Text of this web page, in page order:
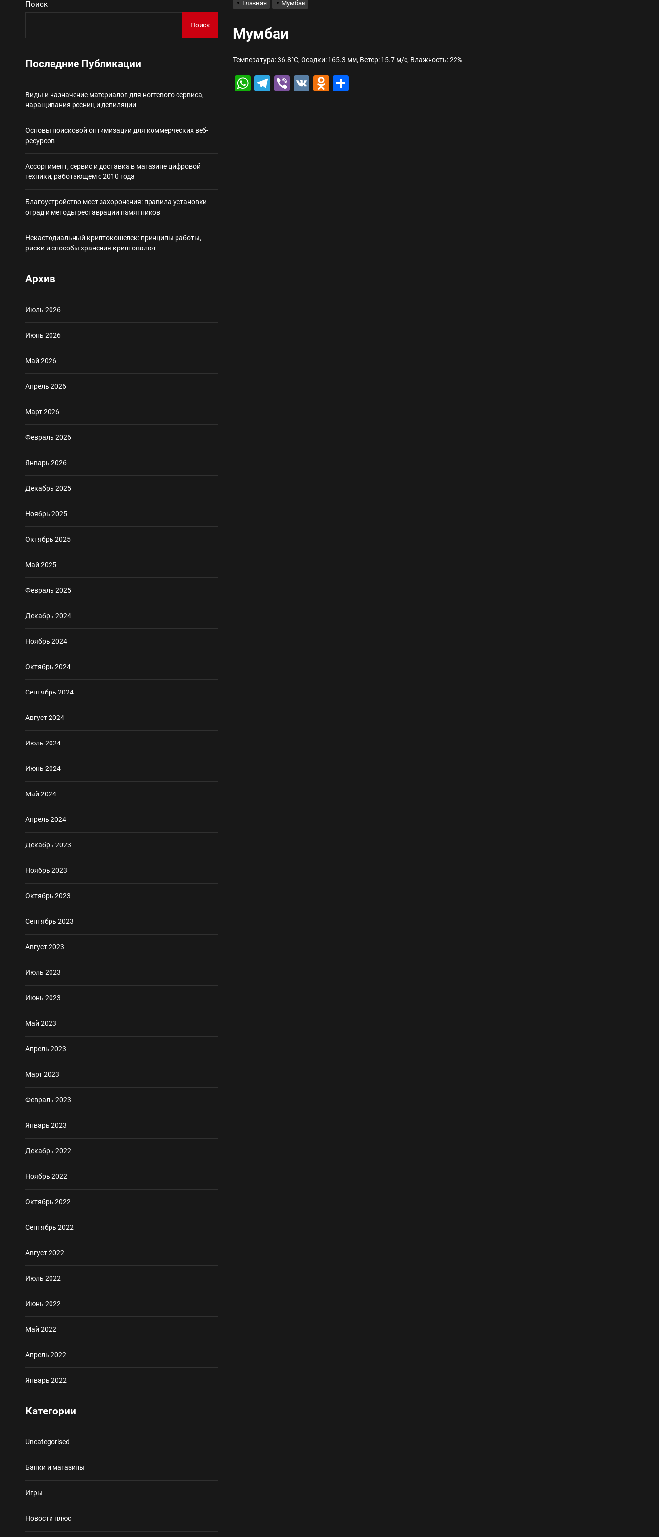
Ассортимент, сервис и доставка в магазине цифровой техники, работающем с 2010 года
Некастодиальный криптокошелек: принципы работы, риски и способы хранения криптовалют
Главная Мумбаи
Мумбаи
Температура: 36.8°C, Осадки: 165.3 мм, Ветер: 15.7 м/с, Влажность: 22%
WhatsApp
Telegram
Viber
VK Odnoklassniki
Поиск
Поиск
Последние Публикации
Виды и назначение материалов для ногтевого сервиса,
наращивания ресниц и депиляции
Основы поисковой оптимизации для коммерческих веб-
ресурсов
Ассортимент, сервис и доставка в магазине цифровой
техники, работающем с 2010 года
Благоустройство мест захоронения: правила установки
оград и методы реставрации памятников
Некастодиальный криптокошелек: принципы работы,
риски и способы хранения криптовалют
Архив
Июль 2026
Июнь 2026
Май 2026
Апрель 2026
Март 2026
Февраль 2026
Январь 2026
Декабрь 2025
Ноябрь 2025
Октябрь 2025
Май 2025
Февраль 2025
Декабрь 2024
Ноябрь 2024
Октябрь 2024
Сентябрь 2024
Август 2024
Июль 2024
Июнь 2024
Май 2024
Апрель 2024
Декабрь 2023
Ноябрь 2023
Октябрь 2023
Сентябрь 2023
Август 2023
Июль 2023
Июнь 2023
Май 2023
Апрель 2023
Март 2023
Февраль 2023
Январь 2023
Декабрь 2022
Ноябрь 2022
Октябрь 2022
Сентябрь 2022
Август 2022
Июль 2022
Июнь 2022
Май 2022
Апрель 2022
Январь 2022
Категории
Uncategorised
Банки и магазины
Игры
Новости плюс